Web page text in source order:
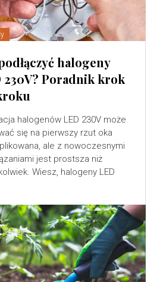
halogeny
230V? Poradnik krok
halogenów LED 230V może
się na pierwszy rzut oka
ale z nowoczesnymi
jest prostsza niż
Wiesz, halogeny LED